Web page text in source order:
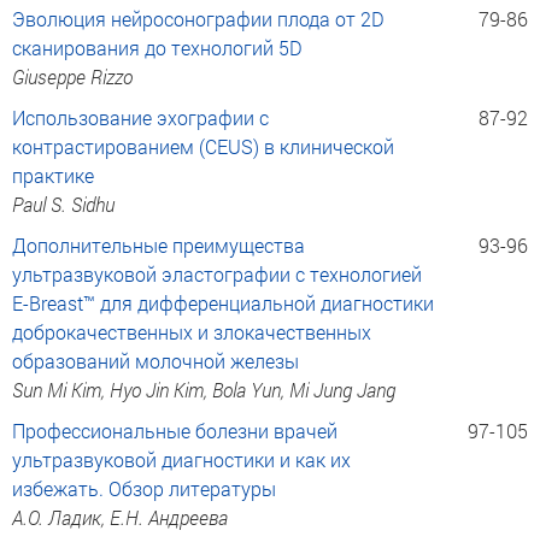
Эволюция нейросонографии плода от 2D
сканирования до технологий 5D
Giuseppe Rizzo
79-86
Использование эхографии с
контрастированием (CEUS) в клинической
практике
Paul S. Sidhu
87-92
Дополнительные преимущества
ультразвуковой эластографии с технологией
E-Breast™ для дифференциальной диагностики
доброкачественных и злокачественных
образований молочной железы
Sun Mi Kim, Hyo Jin Kim, Bola Yun, Mi Jung Jang
93-96
Профессиональные болезни врачей
ультразвуковой диагностики и как их
избежать. Обзор литературы
А.О. Ладик, Е.Н. Андреева
97-105